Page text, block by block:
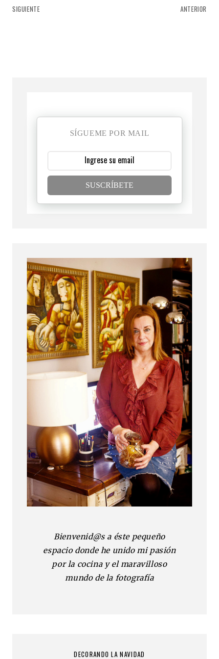
SIGUIENTE ANTERIOR
SÍGUEME POR MAIL
SUSCRÍBETE
Bienvenid@s a éste pequeño
espacio donde he unido mi pasión
por la cocina y el maravilloso
mundo de la fotografía
DECORANDO LA NAVIDAD